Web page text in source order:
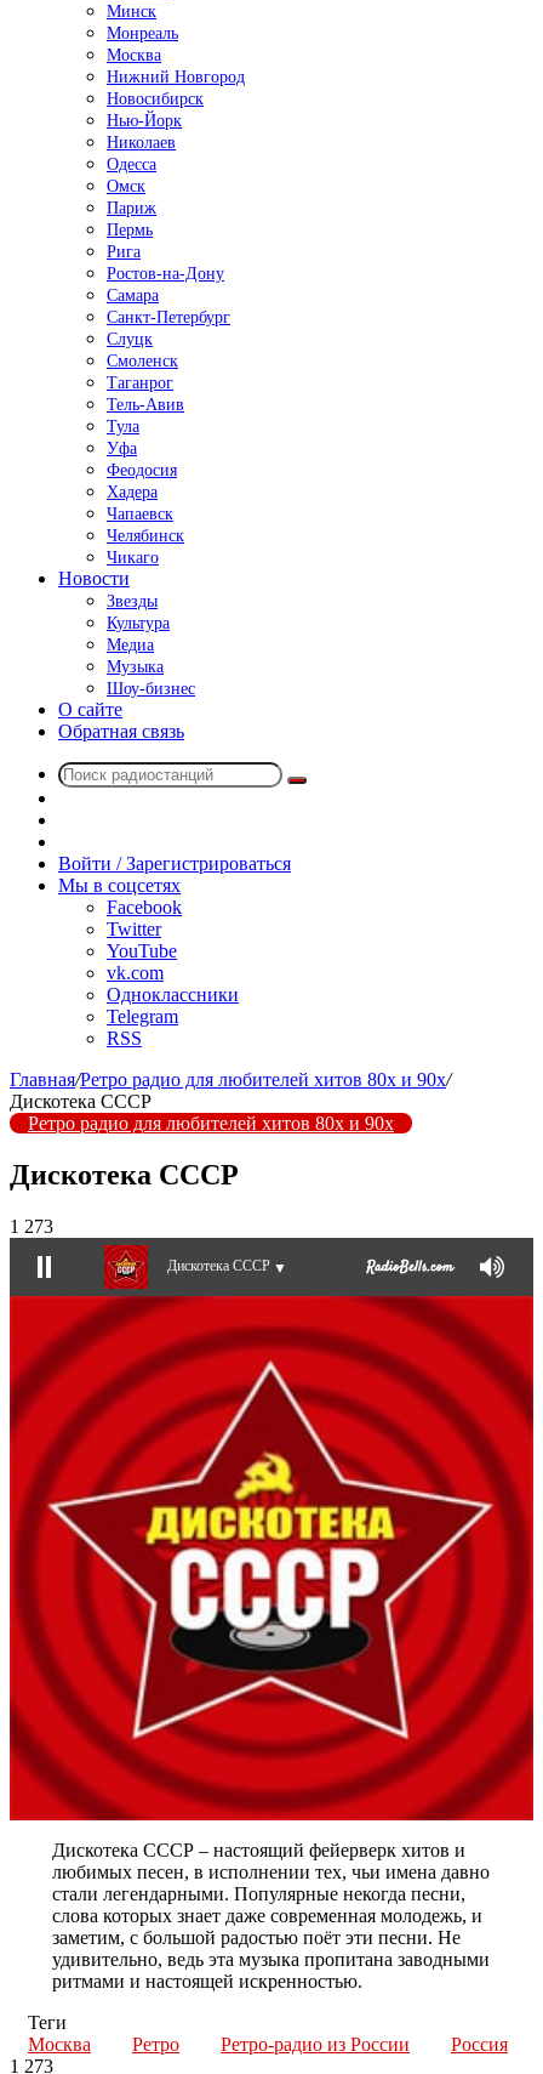
Минск
Монреаль
Москва
Нижний Новгород
Новосибирск
Нью-Йорк
Николаев
Одесса
Омск
Париж
Пермь
Рига
Ростов-на-Дону
Самара
Санкт-Петербург
Слуцк
Смоленск
Таганрог
Тель-Авив
Тула
Уфа
Феодосия
Хадера
Чапаевск
Челябинск
Чикаго
Новости
Звезды
Культура
Медиа
Музыка
Шоу-бизнес
О сайте
Обратная связь
Поиск
радио
Войти / Зарегистрироваться
Мы в соцсетях
Facebook
Twitter
YouTube
vk.com
Одноклассники
Telegram
RSS
Главная/Ретро радио для любителей хитов 80х и 90х/
Дискотека СССР
Ретро радио для любителей хитов 80х и 90х
Дискотека СССР
1 273
Дискотека СССР ▼
Дискотека СССР – настоящий фейерверк хитов и
любимых песен, в исполнении тех, чьи имена давно
стали легендарными. Популярные некогда песни,
слова которых знает даже современная молодежь, и
заметим, с большой радостью поёт эти песни. Не
удивительно, ведь эта музыка пропитана заводными
ритмами и настоящей искренностью.
Теги
Москва
Ретро Ретро-радио из России
Россия
1 273